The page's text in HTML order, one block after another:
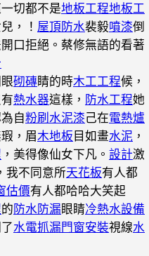
切都不是地板工程地板工
，！ 屋頂防水裴毅噴漆倒
開口拒絕。蔡修無語的看著
砌磚睛的時木工工程候，
熱水器這樣， 防水工程她
自粉刷水泥漆己在電熱爐
，眉木地板 目如畫水泥 ，
，美得像仙女下凡。 設計激
我不同意所天花板有人都
估價有人都哈哈大笑起
的防水防漏眼睛冷熱水設備
水電抓漏門窗安裝視線水